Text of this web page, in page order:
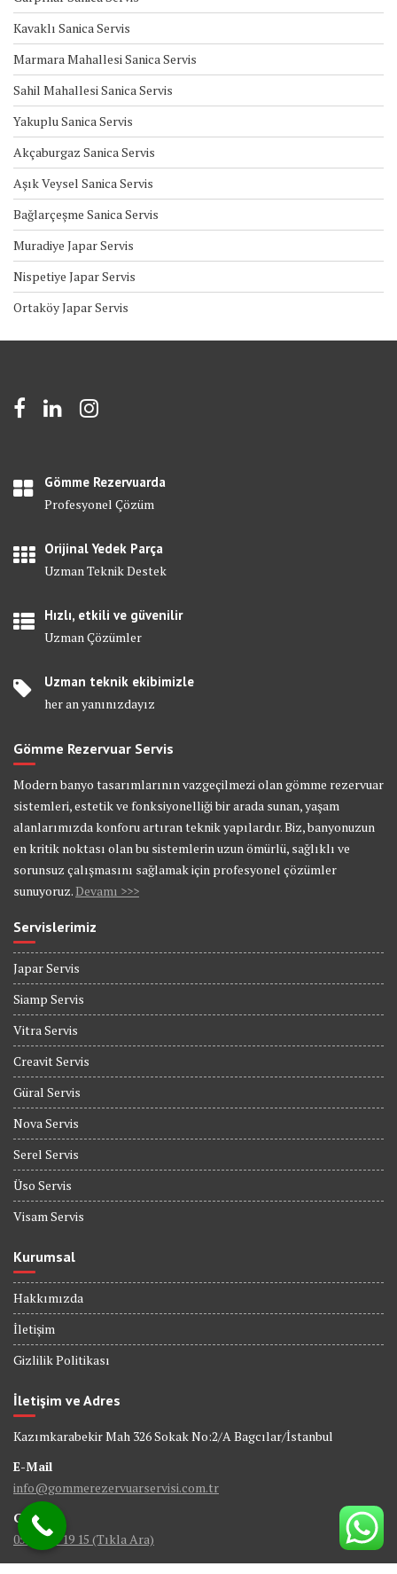
Kavaklı Sanica Servis
Marmara Mahallesi Sanica Servis
Sahil Mahallesi Sanica Servis
Yakuplu Sanica Servis
Akçaburgaz Sanica Servis
Aşık Veysel Sanica Servis
Bağlarçeşme Sanica Servis
Muradiye Japar Servis
Nispetiye Japar Servis
Ortaköy Japar Servis
Gömme Rezervuarda
Profesyonel Çözüm
Orijinal Yedek Parça
Uzman Teknik Destek
Hızlı, etkili ve güvenilir
Uzman Çözümler
Uzman teknik ekibimizle
her an yanınızdayız
Gömme Rezervuar Servis
Modern banyo tasarımlarının vazgeçilmezi olan gömme rezervuar
sistemleri, estetik ve fonksiyonelliği bir arada sunan, yaşam
alanlarımızda konforu artıran teknik yapılardır. Biz, banyonuzun
en kritik noktası olan bu sistemlerin uzun ömürlü, sağlıklı ve
sorunsuz çalışmasını sağlamak için profesyonel çözümler
sunuyoruz. Devamı >>>
Servislerimiz
Japar Servis
Siamp Servis
Vitra Servis
Creavit Servis
Güral Servis
Nova Servis
Serel Servis
Üso Servis
Visam Servis
Kurumsal
Hakkımızda
İletişim
Gizlilik Politikası
İletişim ve Adres
Kazımkarabekir Mah 326 Sokak No:2/A Bagcılar/İstanbul
E-Mail
info@gommerezervuarservisi.com.tr
GSM
0538 402 19 15 (Tıkla Ara)